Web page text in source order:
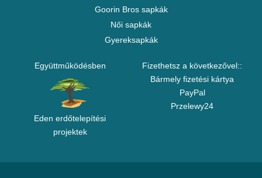
Goorin Bros sapkák
Női sapkák
Gyereksapkák
Együttműködésben
Eden erdőtelepítési
projektek
Fizethetsz a következővel::
Bármely fizetési kártya
PayPal
Przelewy24